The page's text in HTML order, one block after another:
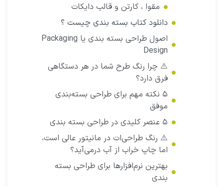
مقوا ، کارتن و قالب دایکات
دانلود کتاب بسته بندی چیست ؟
اصول طراحی بسته بندی یا Packaging
Design
⚠️ چرا رنگ طرح شما در هر دستگاهی
فرق دارد؟
۵ نکته مهم برای طراحی بسته‌بندی
موفق
۵ عنصر کلیدی در طراحی بسته‌ بندی
⚠️ رنگ طراحی‌ات در مانیتور عالی است،
اما چاپ خراب از آب درمی‌آید؟
بهترین نرم‌افزارها برای طراحی بسته‌
بندی